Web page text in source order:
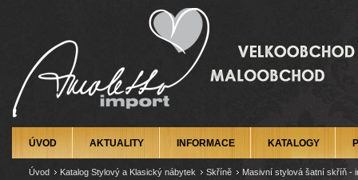
ÚVOD AKTUALITY INFORMACE KATALOGY
Úvod Katalog Stylový a Klasický nábytek Skříně Masivní stylová šatní skříň -